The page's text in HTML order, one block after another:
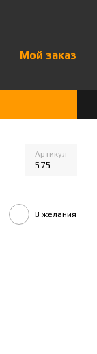
Мой заказ
Артикул
575
В желания